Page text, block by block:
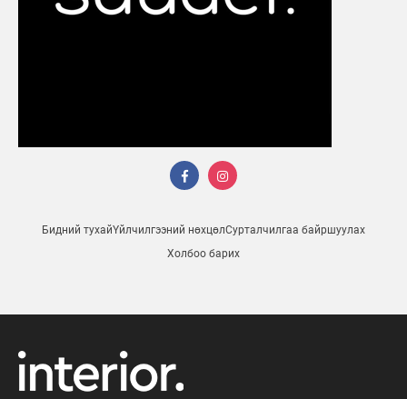
Бидний тухайҮйлчилгээний нөхцөлСурталчилгаа байршуулах
Холбоо барих